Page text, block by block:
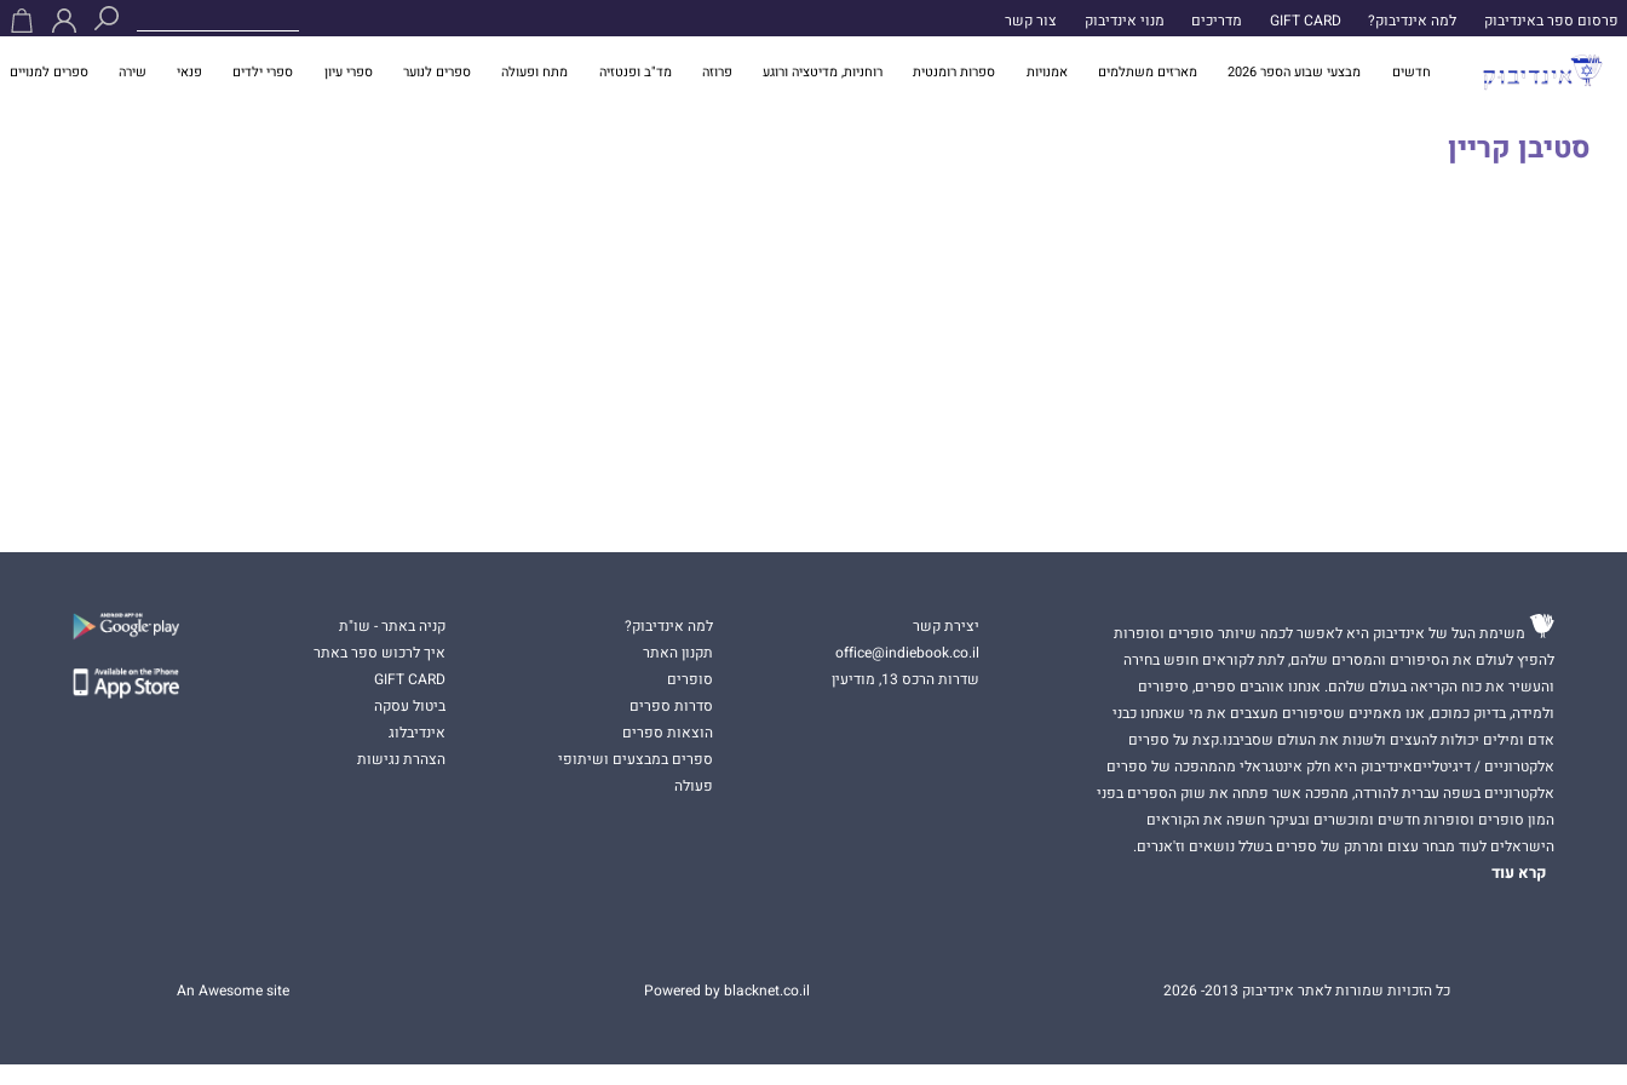
פרסום ספר באינדיבוק למה אינדיבוק? GIFT CARD מדריכים מנוי אינדיבוק צור קשר
חדשים מבצעי שבוע הספר 2026 מארזים משתלמים אמנויות ספרות רומנטית רוחניות, מדיטציה ורוגע פרוזה מד"ב ופנטזיה מתח ופעולה ספרים לנוער ספרי עיון ספרי ילדים פנאי שירה ספרים למנויים
סטיבן קריין
משימת העל של אינדיבוק היא לאפשר לכמה שיותר סופרים וסופרות
להפיץ לעולם את הסיפורים והמסרים שלהם, לתת לקוראים חופש בחירה
והעשיר את כוח הקריאה בעולם שלהם. אנחנו אוהבים ספרים, סיפורים
ולמידה, בדיוק כמוכם, אנו מאמינים שסיפורים מעצבים את מי שאנחנו כבני
אדם ומילים יכולות להעצים ולשנות את העולם שסביבנו.קצת על ספרים
אלקטרוניים / דיגיטלייםאינדיבוק היא חלק אינטגראלי מהמהפכה של ספרים
אלקטרוניים בשפה עברית להורדה, מהפכה אשר פתחה את שוק הספרים בפני
המון סופרים וסופרות חדשים ומוכשרים ובעיקר חשפה את הקוראים
הישראלים לעוד מבחר עצום ומרתק של ספרים בשלל נושאים וז'אנרים.
קרא עוד
יצירת קשר
office@indiebook.co.il
שדרות הרכס 13, מודיעין
למה אינדיבוק?
תקנון האתר
סופרים
סדרות ספרים
הוצאות ספרים
ספרים במבצעים ושיתופי
פעולה
קניה באתר - שו"ת
איך לרכוש ספר באתר
GIFT CARD
ביטול עסקה
אינדיבלוג
הצהרת נגישות
כל הזכויות שמורות לאתר אינדיבוק 2013- 2026 Powered by blacknet.co.il
An Awesome site